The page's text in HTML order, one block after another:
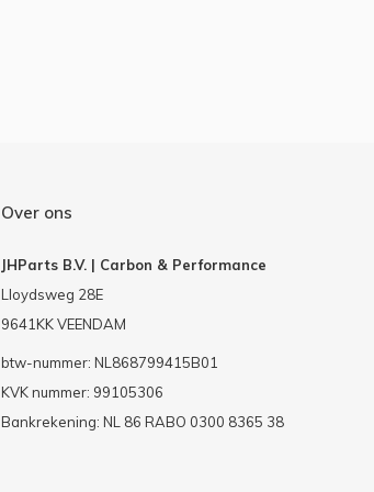
Over ons
JHParts B.V. | Carbon & Performance
Lloydsweg 28E
9641KK VEENDAM
btw-nummer: NL868799415B01
KVK nummer: 99105306
Bankrekening: NL 86 RABO 0300 8365 38